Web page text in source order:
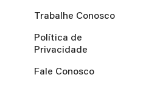
Trabalhe Conosco
Política de
Privacidade
Fale Conosco